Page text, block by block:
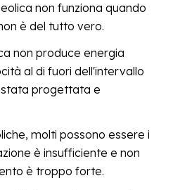
non funziona quando
è del tutto vero.
non produce energia
al di fuori dell'intervallo
progettata e
molti possono essere i
è insufficiente e non
è troppo forte.